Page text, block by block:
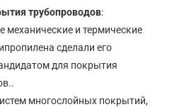
трубопроводов:
механические и термические
сделали его
для покрытия
многослойных покрытий,